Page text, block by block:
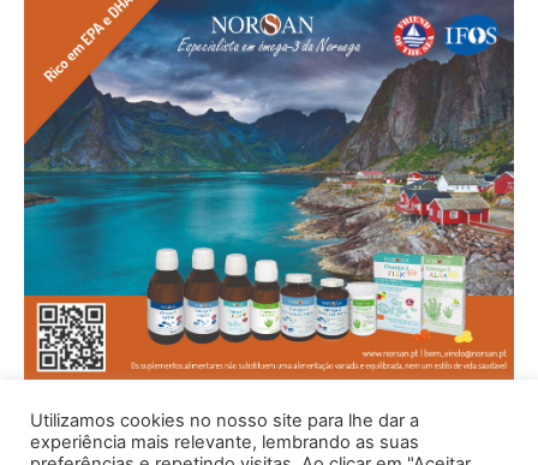
Utilizamos cookies no nosso site para lhe dar a
experiência mais relevante, lembrando as suas